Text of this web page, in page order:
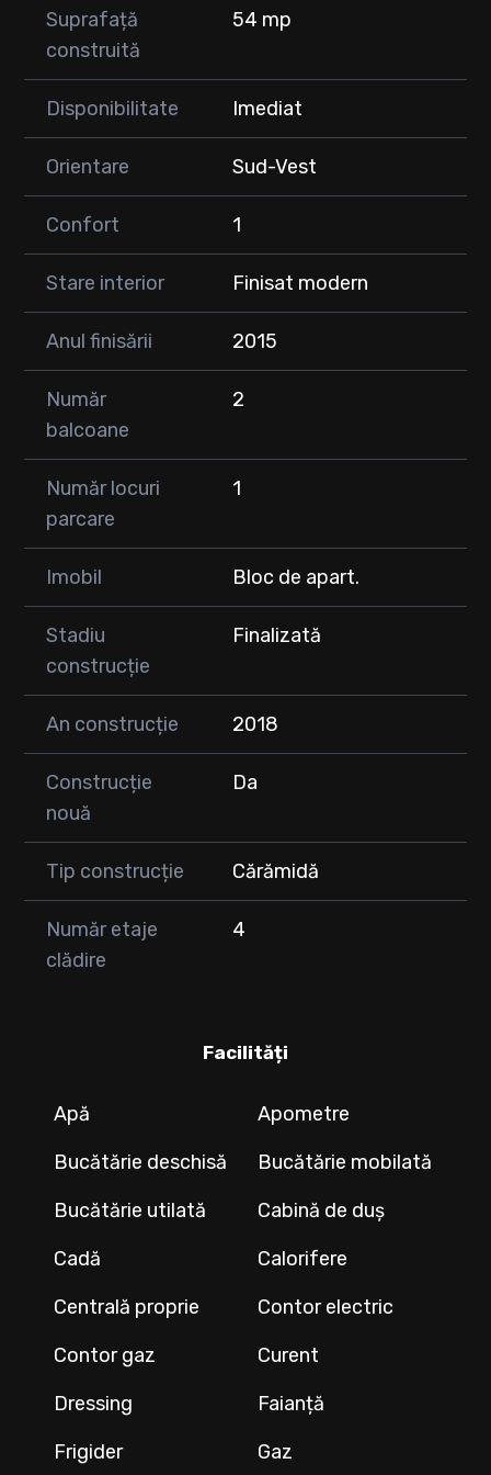
Suprafață
construită
54 mp
Disponibilitate Imediat
Orientare Sud-Vest
Confort 1
Stare interior Finisat modern
Anul finisării 2015
Număr
balcoane
2
Număr locuri
parcare
1
Imobil Bloc de apart.
Stadiu
construcție
Finalizată
An construcție 2018
Construcție
nouă
Da
Tip construcție Cărămidă
Număr etaje
clădire
4
Facilități
Apă
Apometre
Bucătărie deschisă
Bucătărie mobilată
Bucătărie utilată
Cabină de duș
Cadă
Calorifere
Centrală proprie
Contor electric
Contor gaz
Curent
Dressing
Faianță
Frigider
Gaz